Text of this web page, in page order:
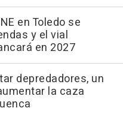
en Toledo se
y el vial
en 2027
depredadores, un
la caza